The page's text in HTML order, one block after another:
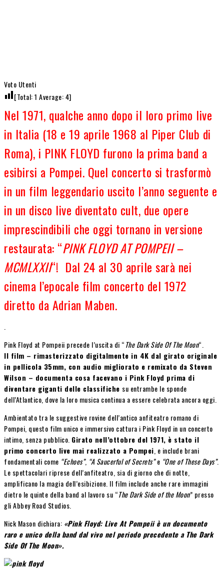
Voto Utenti
[Total:1 Average:4]
Nel 1971, qualche anno dopo il loro primo live
in Italia (18 e 19 aprile 1968 al Piper Club di
Roma), i PINK FLOYD furono la prima band a
esibirsi a Pompei. Quel concerto si trasformò
in un film leggendario uscito l’anno seguente e
in un disco live diventato cult, due opere
imprescindibili che oggi tornano in versione
restaurata: “PINK FLOYD AT POMPEII –
MCMLXXII“! Dal 24 al 30 aprile sarà nei
cinema l’epocale film concerto del 1972
diretto da Adrian Maben.
Pink Floyd at Pompeii precede l’uscita di “The Dark Side Of The Moon“.
Il film – rimasterizzato digitalmente in 4K dal girato originale
in pellicola 35mm, con audio migliorato e remixato da Steven
Wilson – documenta cosa facevano i Pink Floyd prima di
diventare giganti delle classifiche su entrambe le sponde
dell’Atlantico, dove la loro musica continua a essere celebrata ancora oggi.
Ambientato tra le suggestive rovine dell’antico anfiteatro romano di
Pompei, questo film unico e immersivo cattura i Pink Floyd in un concerto
intimo, senza pubblico. Girato nell’ottobre del 1971, è stato il
primo concerto live mai realizzato a Pompei , e include brani
fondamentali come “Echoes”, “A Saucerful of Secrets”e “One of These Days”.
Le spettacolari riprese dell’anfiteatro, sia di giorno che di notte,
amplificano la magia dell’esibizione. Il film include anche rare immagini
dietro le quinte della band al lavoro su “The Dark Side of the Moon” presso
gli Abbey Road Studios.
Nick Mason dichiara: «Pink Floyd: Live At Pompeii è un documento
raro e unico della band dal vivo nel periodo precedente a The Dark
Side Of The Moon».